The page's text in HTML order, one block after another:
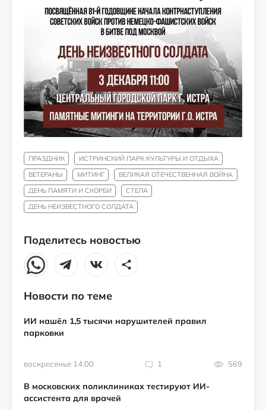
ПРАЗДНИК
ИСТРИНСКИЙ ПАРК КУЛЬТУРЫ И ОТДЫХА
ВЕТЕРАНЫ
МИТИНГ
ВЕЛИКАЯ ОТЕЧЕСТВЕННАЯ ВОЙНА
ДЕНЬ ПАМЯТИ И СКОРБИ
СТЕЛА
ДЕНЬ НЕИЗВЕСТНОГО СОЛДАТА
Поделитесь новостью
Новости по теме
ИИ нашёл 1,5 тысячи нарушителей правил
парковки
воскресенье 14:00 1 569
В московских поликлиниках тестируют ИИ-
ассистента для врачей